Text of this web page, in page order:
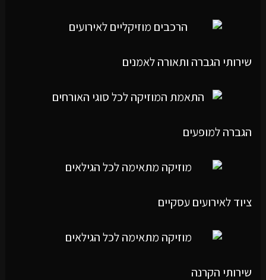
שירותי הגברה ותאורה לאמנים
הגברה למופעים
ציוד לאירועים עסקיים
שירותי הקרנה